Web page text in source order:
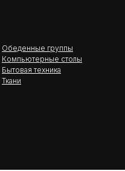
Обеденные группы
Компьютерные столы
Бытовая техника
Ткани